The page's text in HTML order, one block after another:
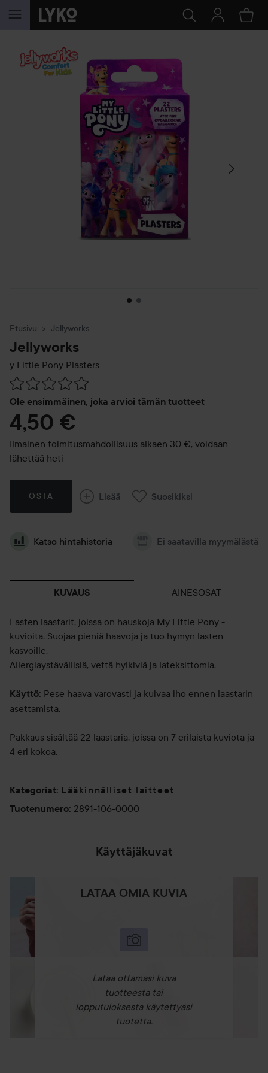
SIIRTYÄ JHK SISÄLTÖÖN
OHITA OSIO
Etusivu Jellyworks
Jellyworks
y Little Pony Plasters
Ole ensimmäinen, joka arvioi tämän tuotteet
Siirtyä jhk Arvosana & kommentit
4,50 €
Ilmainen toimitusmahdollisuus alkaen 30 €, voidaan
lähettää heti
OSTA Lisää Suosikiksi
Katso hintahistoria Ei saatavilla myymälästä
KUVAUS AINESOSAT
Lasten laastarit, joissa on hauskoja My Little Pony -
kuvioita. Suojaa pieniä haavoja ja tuo hymyn lasten
kasvoille.
Allergiaystävällisiä, vettä hylkiviä ja lateksittomia.
Käyttö: Pese haava varovasti ja kuivaa iho ennen laastarin
asettamista.
Pakkaus sisältää 22 laastaria, joissa on 7 erilaista kuviota ja
4 eri kokoa.
Kategoriat: Lääkinnälliset laitteet
Tuotenumero: 2891-106-0000
Käyttäjäkuvat
LATAA OMIA KUVIA
Lataa ottamasi kuva
tuotteesta tai
lopputuloksesta käytettyäsi
tuotetta.